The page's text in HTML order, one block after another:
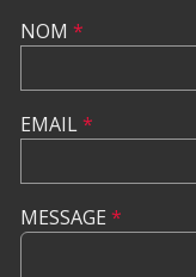
NOM *
EMAIL*
MESSAGE *